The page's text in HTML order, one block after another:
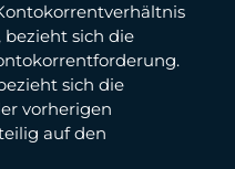
sich die
sich die
vorherigen
auf den